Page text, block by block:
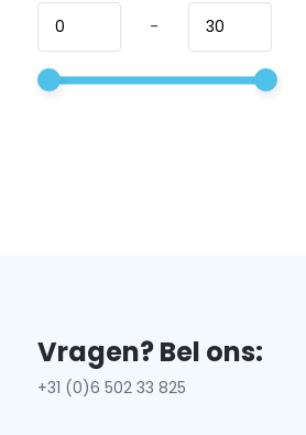
-
Vragen? Bel ons:
+31 (0)6 502 33 825